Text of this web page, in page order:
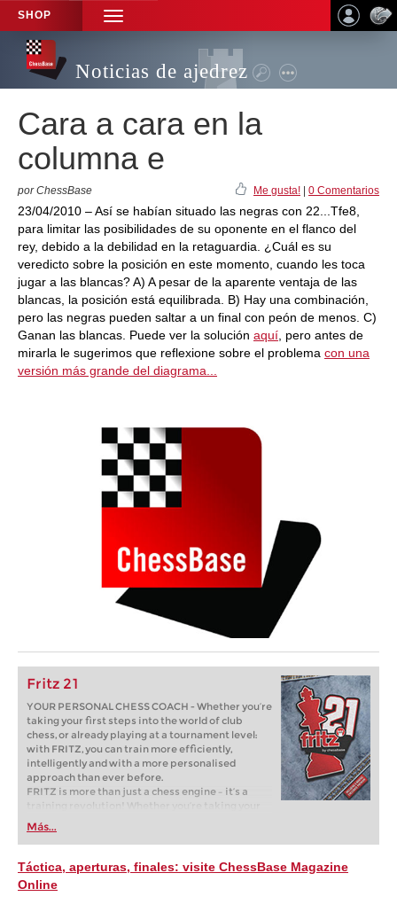
SHOP
TOGGLE
NAVIGATION
Noticias de ajedrez
Cara a cara en la
columna e
por ChessBase Me gusta! 0 Comentarios
23/04/2010 – Así se habían situado las negras con 22...Tfe8,
para limitar las posibilidades de su oponente en el flanco del
rey, debido a la debilidad en la retaguardia. ¿Cuál es su
veredicto sobre la posición en este momento, cuando les toca
jugar a las blancas? A) A pesar de la aparente ventaja de las
blancas, la posición está equilibrada. B) Hay una combinación,
pero las negras pueden saltar a un final con peón de menos. C)
Ganan las blancas. Puede ver la solución aquí , pero antes de
mirarla le sugerimos que reflexione sobre el problema con una
versión más grande del diagrama...
Fritz 21
YOUR PERSONAL CHESS COACH - Whether you’re
taking your first steps into the world of club
chess, or already playing at a tournament level:
with FRITZ, you can train more efficiently,
intelligently and with a more personalised
approach than ever before.
FRITZ is more than just a chess engine – it’s a
training revolution! Whether you’re taking your
first steps into the world of club chess, or already
playing at a tournament level: with FRITZ, you can
train more efficiently, intelligently and with a
more personalised approach than ever before.
Más...
Táctica, aperturas, finales: visite ChessBase Magazine
Online